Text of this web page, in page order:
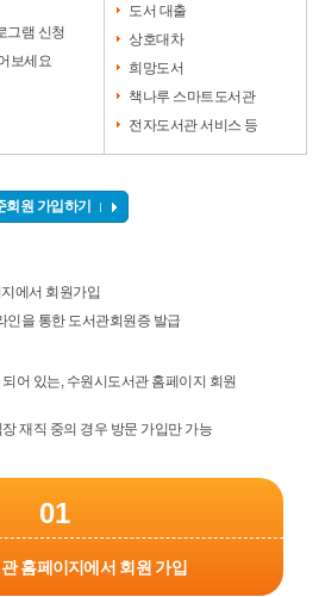
그램 신청
보세요
도서 대출
상호대차
희망도서
책나루 스마트도서관
전자도서관 서비스 등
회원 가입하기
에서 회원가입
인을 통한 도서관회원증 발급
어 있는, 수원시도서관 홈페이지 회원
재직 중의 경우 방문 가입만 가능
01
홈페이지에서 회원 가입